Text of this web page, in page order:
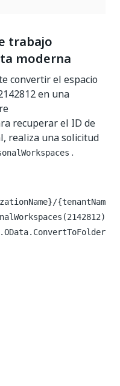
trabajo
moderna
convertir el espacio
en una
recuperar el ID de
realiza una solicitud
.
{tenantNam